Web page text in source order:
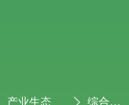
产业生态 ꄲ 综合服务